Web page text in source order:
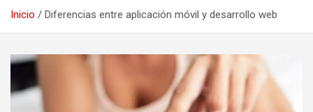
Inicio Diferencias entre aplicación móvil y desarrollo web